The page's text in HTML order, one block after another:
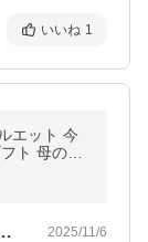
いいね 1
エット 今
ト 母の日
、写真通りの仕上が… 2025/11/6